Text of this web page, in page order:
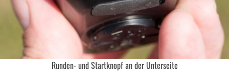
Runden- und Startknopf an der Unterseite